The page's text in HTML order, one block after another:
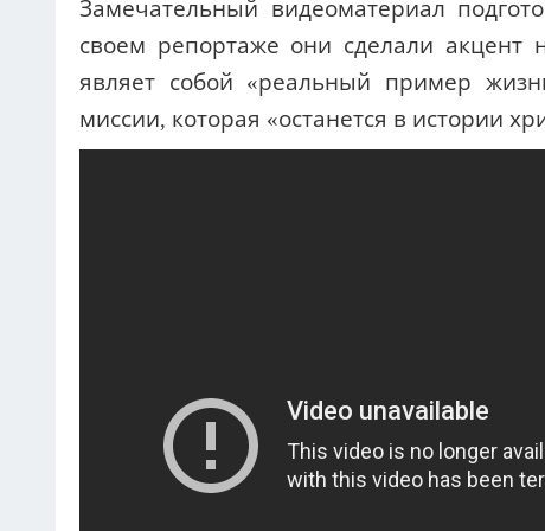
Замечательный видеоматериал
своем репортаже они сделали акцент
являет собой «реальный пример
миссии, которая «останется в истории